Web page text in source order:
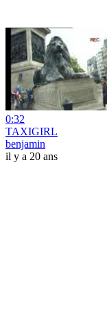
0:32
TAXIGIRL
benjamin
il y a 20 ans